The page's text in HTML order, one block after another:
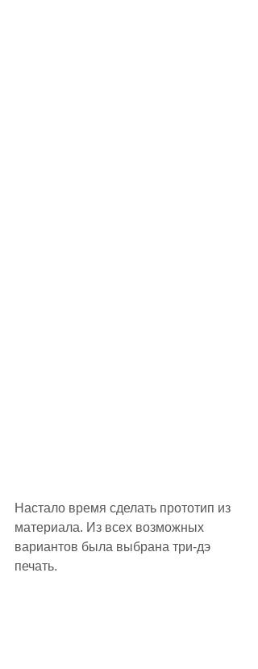
Настало время сделать прототип из
материала. Из всех возможных
вариантов была выбрана три-дэ
печать.